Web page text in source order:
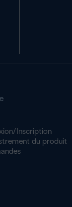
Inscription
du produit